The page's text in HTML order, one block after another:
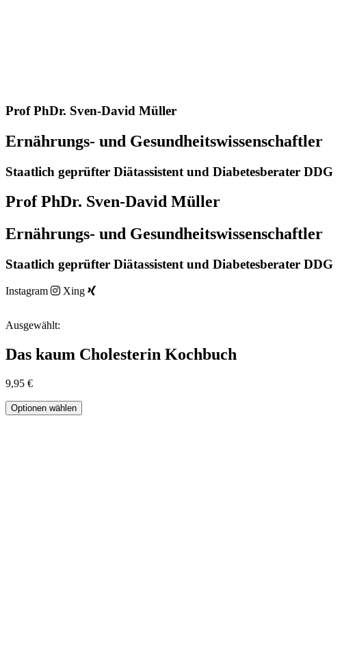
Prof PhDr. Sven-David Müller
Ernährungs- und Gesundheitswissenschaftler
Staatlich geprüfter Diätassistent und Diabetesberater DDG
Prof PhDr. Sven-David Müller
Ernährungs- und Gesundheitswissenschaftler
Staatlich geprüfter Diätassistent und Diabetesberater DDG
Instagram
Xing
Ausgewählt:
Das kaum Cholesterin Kochbuch
9,95 €
Optionen wählen